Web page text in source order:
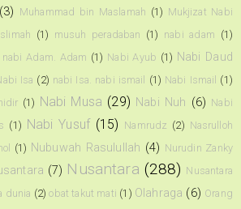
(3) Muhammad bin Maslamah (1) Mukjizat Nabi
(1) musuh peradaban (1) nabi adam (1)
nabi Adam. Adam (1) Nabi Ayub (1) Nabi Daud
Isa (2) nabi Isa. nabi ismail (1) Nabi Ismail (1)
(1) Nabi Musa (29) Nabi Nuh (6) Nabi
(1) Nabi Yusuf (15) Namrudz (2) Nasrulloh
(1) Nubuwah Rasulullah (4) Nurudin Zanky
(7) Nusantara (288) Nusantara
dunia (2) obat takut mati (1) Olahraga (6) Orang